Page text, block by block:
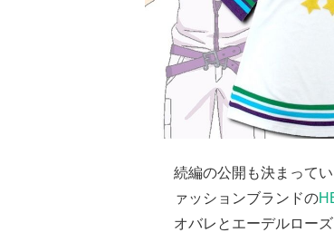
続編の公開も決まって
ァッションブランドの
オバレとエーデルロー